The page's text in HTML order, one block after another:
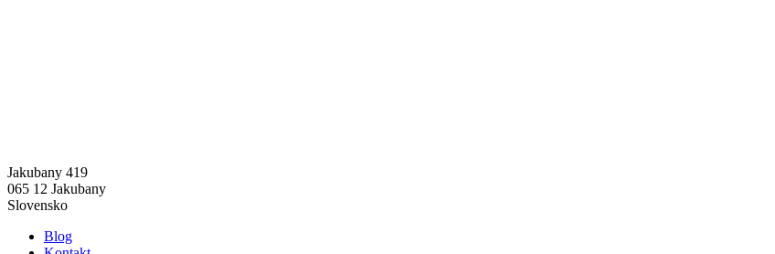
Jakubany 419
065 12 Jakubany
Slovensko
Blog